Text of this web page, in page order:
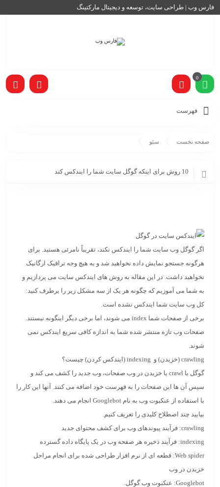
فارس وب | طراحی سایت، توسعه و دیجیتال مارکتینگ
0
فهرست
صفحه نخست سئو
10 روش برای اینکه گوگل سایت شما را ایندکس کند
اگر گوگل وب سایت شما را ایندکس نکند، تقریباً نامرئی هستید. برای
هرگونه جستجو نمایش داده نخواهید شد و به هیچ وجه ترافیک ارگانیک
نخواهید داشت. در این مقاله به روش های ایندکس سایت می پردازیم و
به شما می آموزیم که چگونه هر یک از سه مشکل زیر را برطرف کنید:
کل وب سایت شما ایندکس نشده است.
برخی از صفحات شما index می شوند، اما برخی دیگر اینگونه نیستند.
صفحات وب تازه منتشر شده شما به اندازه کافی سریع ایندکس نمی
شوند.
crawling (خزیدن) و
چیست؟
گوگل با crawl یا خزیدن در وب صفحات، وب جدید را کشف می کند و
سپس آن ها این صفحات را به فهرست خود اضافه می کنند. آنها این کار را
با استفاده از عنکبوت وب به نام Googlebot انجام می دهند.
بیایید چند اصطلاح کلیدی را تعریف کنیم.
crawling: فرآیند پیوندهای وب برای کشف محتوای جدید
indexing: فرآیند ذخیره هر صفحه وب در یک پایگاه داده گسترده
Web spider: قطعه ای از نرم افزار طراحی شده برای انجام مراحل
خزیدن در وب
Googlebot: عنکبوت وب گوگل.